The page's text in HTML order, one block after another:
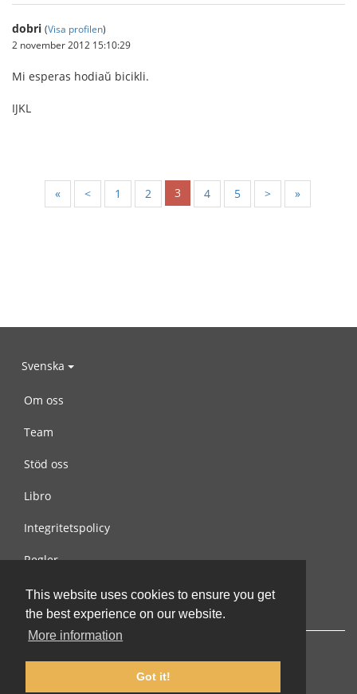
This website uses cookies to ensure you get
the best experience on our website.
More information
Got it!
dobri (Visa profilen)
2 november 2012 15:10:29
Mi esperas hodiaŭ bicikli.
IJKL
« < 1 2 3 4 5 > »
Svenska
Om oss
Team
Stöd oss
Libro
Integritetspolicy
Regler
Kontakta oss